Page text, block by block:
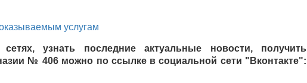
услугам
узнать последние актуальные новости, получить
№ 406 можно по ссылке в социальной сети "Вконтакте":